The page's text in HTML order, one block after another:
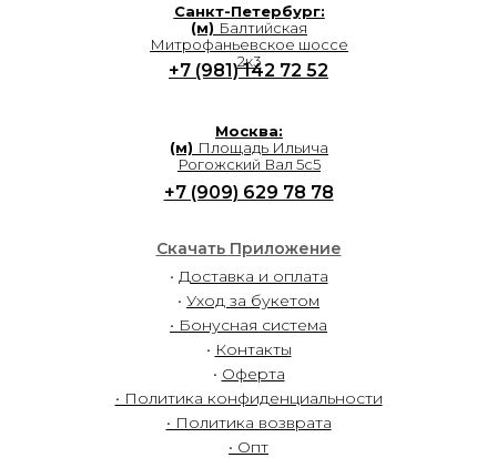
• Доставка и оплата
• Уход за букетом
• Бонусная система
• Контакты
• Оферта
• Политика конфиденциальности
• Политика возврата
• Опт
+7 (909) 629 78 78
Санкт-Петербург:
(м) Балтийская
Митрофаньевское шоссе
2к3
Скачать Приложение
+7 (981) 142 72 52
Москва:
(м) Площадь Ильича
Рогожский Вал 5с5